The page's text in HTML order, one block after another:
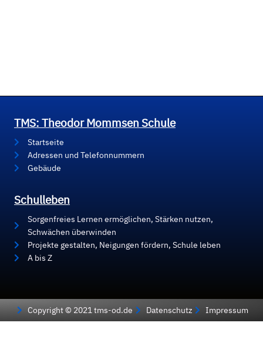
TMS: Theodor Mommsen Schule
Startseite
Adressen und Telefonnummern
Gebäude
Schulleben
Sorgenfreies Lernen ermöglichen, Stärken nutzen,
Schwächen überwinden
Projekte gestalten, Neigungen fördern, Schule leben
A bis Z
Copyright © 2021 tms-od.de Datenschutz Impressum